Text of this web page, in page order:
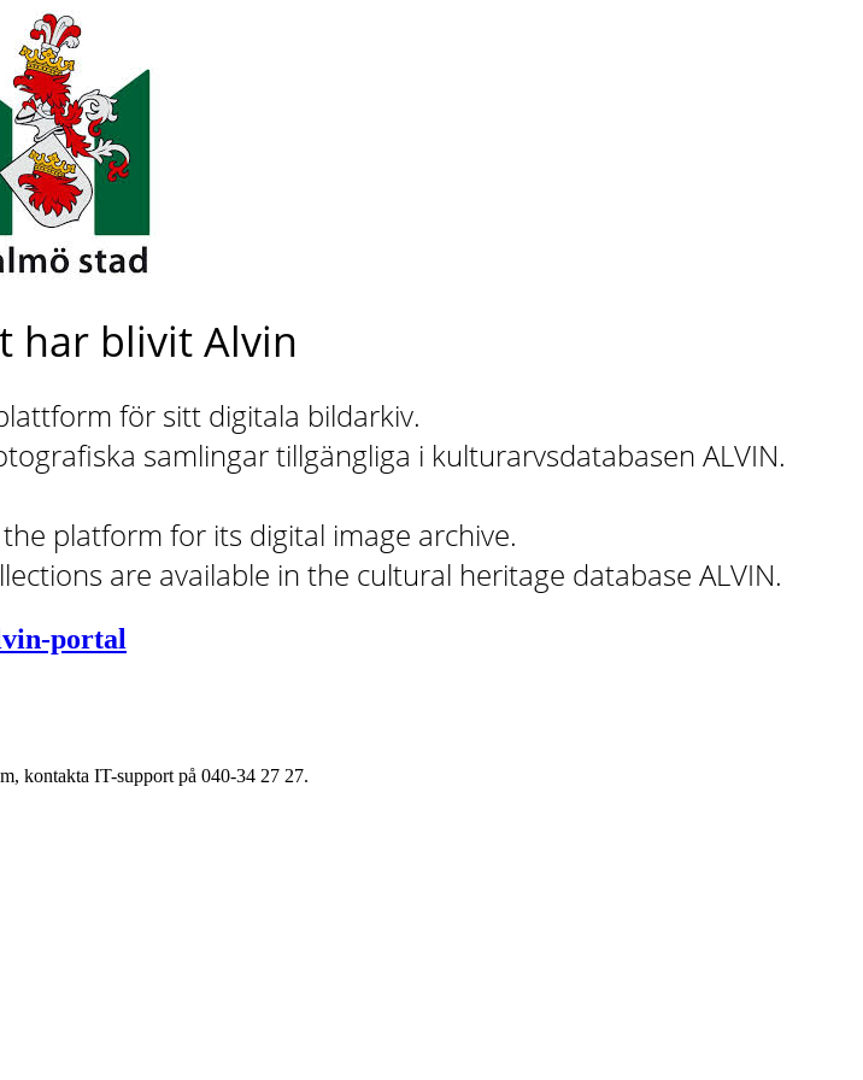
har blivit Alvin
för sitt digitala bildarkiv.
samlingar tillgängliga i kulturarvsdatabasen ALVIN.
platform for its digital image archive.
are available in the cultural heritage database ALVIN.
portal
kontakta IT-support på 040-34 27 27.